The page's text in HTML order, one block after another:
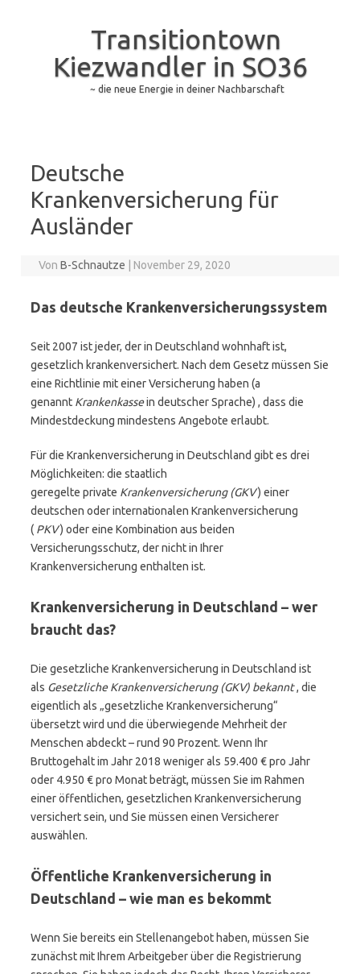
Transitiontown
Kiezwandler in SO36
~ die neue Energie in deiner Nachbarschaft
Deutsche
Krankenversicherung für
Ausländer
VonB-Schnautze November 29, 2020
Das deutsche Krankenversicherungssystem
Seit 2007 ist jeder, der in Deutschland wohnhaft ist,
gesetzlich krankenversichert. Nach dem Gesetz müssen Sie
eine Richtlinie mit einer Versicherung haben (a
genannt Krankenkassein deutscher Sprache) , dass die
Mindestdeckung mindestens Angebote erlaubt.
Für die Krankenversicherung in Deutschland gibt es drei
Möglichkeiten: die staatlich
geregelte private Krankenversicherung (GKV) einer
deutschen oder internationalen Krankenversicherung
( PKV) oder eine Kombination aus beiden
Versicherungsschutz, der nicht in Ihrer
Krankenversicherung enthalten ist.
Krankenversicherung in Deutschland – wer
braucht das?
Die gesetzliche Krankenversicherung in Deutschland ist
als Gesetzliche Krankenversicherung (GKV) bekannt, die
eigentlich als „gesetzliche Krankenversicherung“
übersetzt wird und die überwiegende Mehrheit der
Menschen abdeckt – rund 90 Prozent. Wenn Ihr
Bruttogehalt im Jahr 2018 weniger als 59.400 € pro Jahr
oder 4.950 € pro Monat beträgt, müssen Sie im Rahmen
einer öffentlichen, gesetzlichen Krankenversicherung
versichert sein, und Sie müssen einen Versicherer
auswählen.
Öffentliche Krankenversicherung in
Deutschland – wie man es bekommt
Wenn Sie bereits ein Stellenangebot haben, müssen Sie
zunächst mit Ihrem Arbeitgeber über die Registrierung